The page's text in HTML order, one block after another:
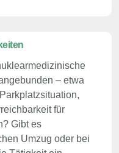
– etwa
für
Gibt es
Umzug oder bei